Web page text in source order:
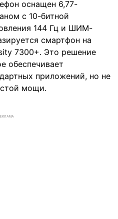
оснащен 6,77-
с 10-битной
144 Гц и ШИМ-
смартфон на
7300+. Это решение
обеспечивает
приложений, но не
мощи.